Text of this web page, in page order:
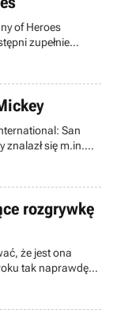
of Heroes
zupełnie
rozgrywkę
okazuje, twórcy
zakupili grę w
San
znalazł się m.in.
serii
związane z
nawiązujące do jej
rozgrywkę
że jest ona
tak naprawdę
także w
zobaczyć
także nowej